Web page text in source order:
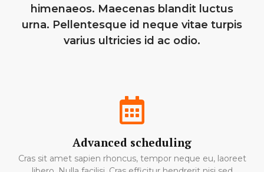
himenaeos. Maecenas blandit luctus
urna. Pellentesque id neque vitae turpis
varius ultricies id ac odio.
Advanced scheduling
Cras sit amet sapien rhoncus, tempor neque eu, laoreet